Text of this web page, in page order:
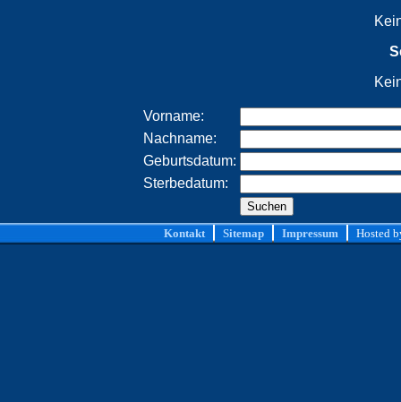
Vorname:
Nachname:
Geburtsdatum:
Sterbedatum:
Kontakt Sitemap Impressum Hosted